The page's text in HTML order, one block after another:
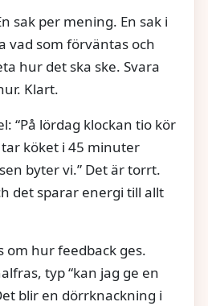
sak per mening. En sak i
vad som förväntas och
hur det ska ske. Svara
Klart.
“På lördag klockan tio kör
köket i 45 minuter
byter vi.” Det är torrt.
det sparar energi till allt
om hur feedback ges.
typ “kan jag ge en
blir en dörrknackning i